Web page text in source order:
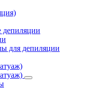
депиляции
для депиляции